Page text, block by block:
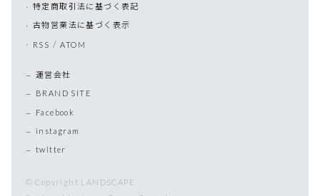
特定商取引法に基づく表記
古物営業法に基づく表示
RSS /ATOM
運営会社
BRAND SITE
Facebook
instagram
twitter
© Copyright LANDSCAPE